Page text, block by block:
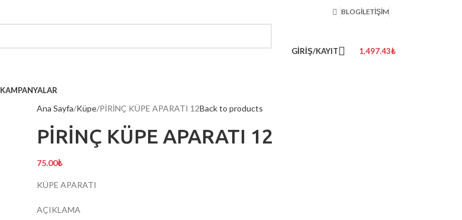
BLOGİLETIŞIM
GIRIŞ/KAYIT 1,497.43₺
KAMPANYALAR
Ana Sayfa Küpe PİRİNÇ KÜPE APARATI 12Back to products
PİRİNÇ KÜPE APARATI 12
75.00₺
KÜPE APARATI
AÇIKLAMA